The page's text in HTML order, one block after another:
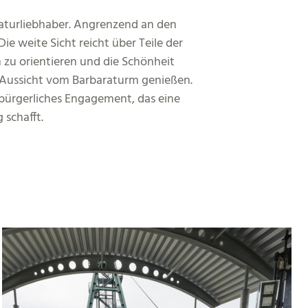
Angrenzend an den
weite Sicht reicht über Teile der
orientieren und die Schönheit
vom Barbaraturm genießen.
Engagement, das eine
schafft.